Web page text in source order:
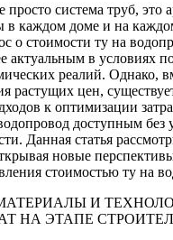
система труб, это
в каждом доме и на
о стоимости ту на
актуальным в условиях
реалий. Однако,
растущих цен,
к оптимизации
доступным без
Данная статья
новые
стоимостью ту на
И
НА ЭТАПЕ